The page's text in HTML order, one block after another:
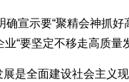
宣示要“聚精会神抓
业“要坚定不移走高质
是全面建设社会主义